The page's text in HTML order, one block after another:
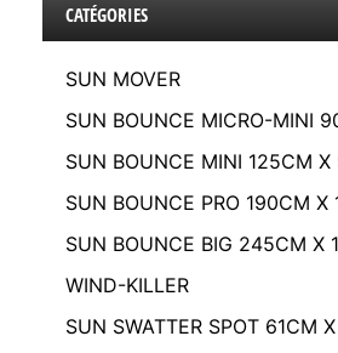
CATÉGORIES
SUN MOVER
SUN BOUNCE MICRO-MINI
SUN BOUNCE MINI 125CM
SUN BOUNCE PRO 190CM X
SUN BOUNCE BIG 245CM X
WIND-KILLER
SUN SWATTER SPOT 61CM